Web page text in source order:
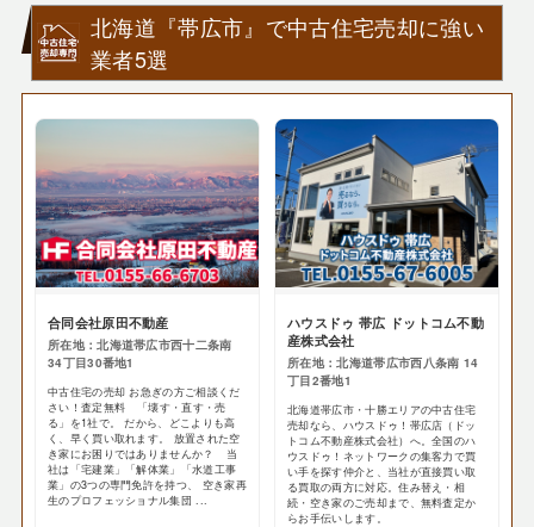
北海道『帯広市』で中古住宅売却に強い
業者5選
合同会社原田不動産
所在地：北海道帯広市西十二条南
34丁目30番地1
中古住宅の売却 お急ぎの方ご相談くだ
さい！査定無料 「壊す・直す・売
る」を1社で。 だから、どこよりも高
く、早く買い取れます。 放置された空
き家にお困りではありませんか？ 当
社は「宅建業」「解体業」「水道工事
業」の3つの専門免許を持つ、 空き家再
生のプロフェッショナル集団 ...
ハウスドゥ 帯広 ドットコム不動
産株式会社
所在地：北海道帯広市西八条南 14
丁目2番地1
北海道帯広市・十勝エリアの中古住宅
売却なら、ハウスドゥ！帯広店（ドッ
トコム不動産株式会社）へ。全国のハ
ウスドゥ！ネットワークの集客力で買
い手を探す仲介と、当社が直接買い取
る買取の両方に対応。住み替え・相
続・空き家のご売却まで、無料査定か
らお手伝いします。